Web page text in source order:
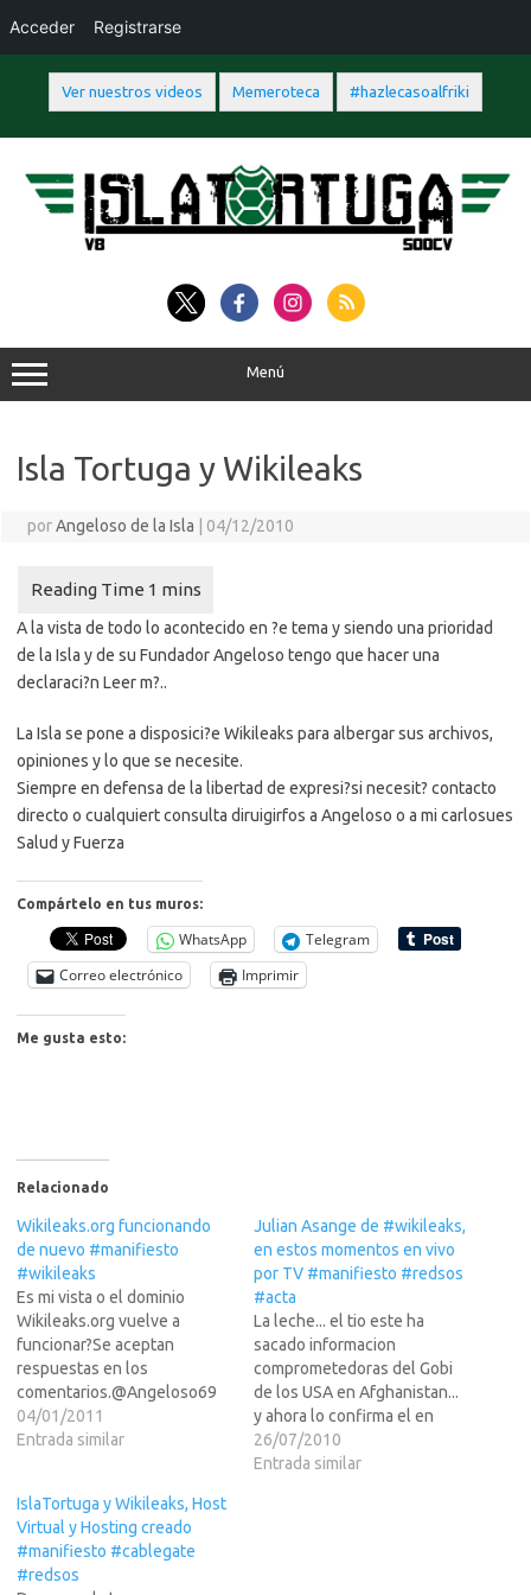
Ver nuestros videos Memeroteca #hazlecasoalfriki
contenido
Menú
Isla Tortuga y Wikileaks
porAngeloso de la Isla 04/12/2010
A la vista de todo lo acontecido en ?e tema y siendo una prioridad
de la Isla y de su Fundador Angeloso tengo que hacer una
declaraci?n Leer m?..
La Isla se pone a disposici?e Wikileaks para albergar sus archivos,
opiniones y lo que se necesite.
Siempre en defensa de la libertad de expresi?si necesit? contacto
directo o cualquiert consulta diruigirfos a Angeloso o a mi carlosues
Salud y Fuerza
Compártelo en tus muros:
WhatsApp
Telegram
Correo electrónico
Imprimir
Me gusta esto:
Relacionado
Wikileaks.org funcionando
de nuevo #manifiesto
#wikileaks
Es mi vista o el dominio
Wikileaks.org vuelve a
funcionar?Se aceptan
respuestas en los
comentarios.@Angeloso69
04/01/2011
Entrada similar
Julian Asange de #wikileaks,
en estos momentos en vivo
por TV #manifiesto #redsos
#acta
La leche... el tio este ha
sacado informacion
comprometedoras del Gobi
de los USA en Afghanistan...
y ahora lo confirma el en
directo a traves de una TV
sueca.El enlace para verlo,
26/07/2010
Entrada similar
IslaTortuga y Wikileaks, Host
Virtual y Hosting creado
#manifiesto #cablegate
#redsos
Acceder Registrarse